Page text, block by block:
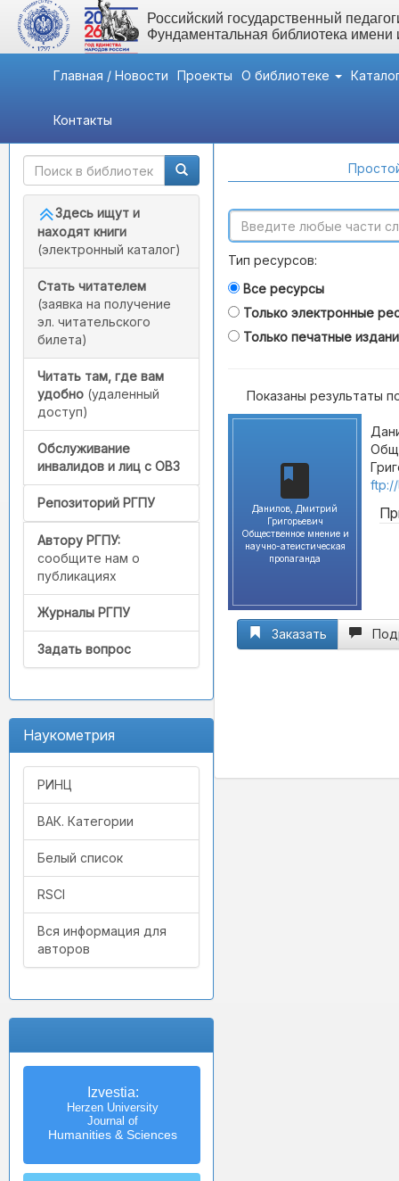
Российский государственный
Фундаментальная библиотека
Главная / Новости Проекты О библиотеке
Контакты
Быстрый доступ
Здесь ищут и
находят книги
(электронный каталог)
Стать читателем
(заявка на получение
эл. читательского
билета)
Читать там, где вам
удобно (удаленный
доступ)
Обслуживание
инвалидов и лиц с ОВЗ
Репозиторий РГПУ
Автору РГПУ:
сообщите нам о
публикациях
Журналы РГПУ
Задать вопрос
Наукометрия
РИНЦ
ВАК. Категории
Белый список
RSCI
Вся информация для
авторов
Izvestia:
Herzen University
Journal of
Humanities & Sciences
Тип ресурсов:
Все ресурсы
Только электронные
Только печатные
Показаны результаты
Данилов, Дмитрий
Григорьевич
Общественное мнение и
научно-атеистическая
пропаганда
Заказать